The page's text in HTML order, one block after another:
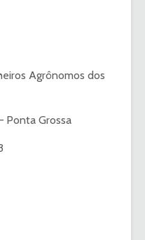
Agrônomos dos
Ponta Grossa